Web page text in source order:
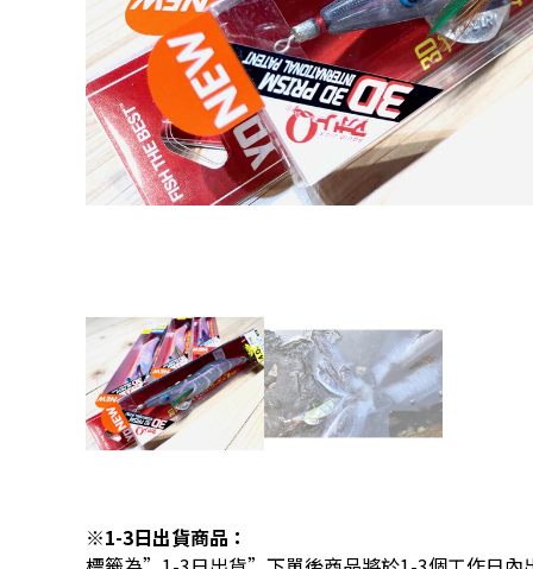
※1-3日出貨商品：